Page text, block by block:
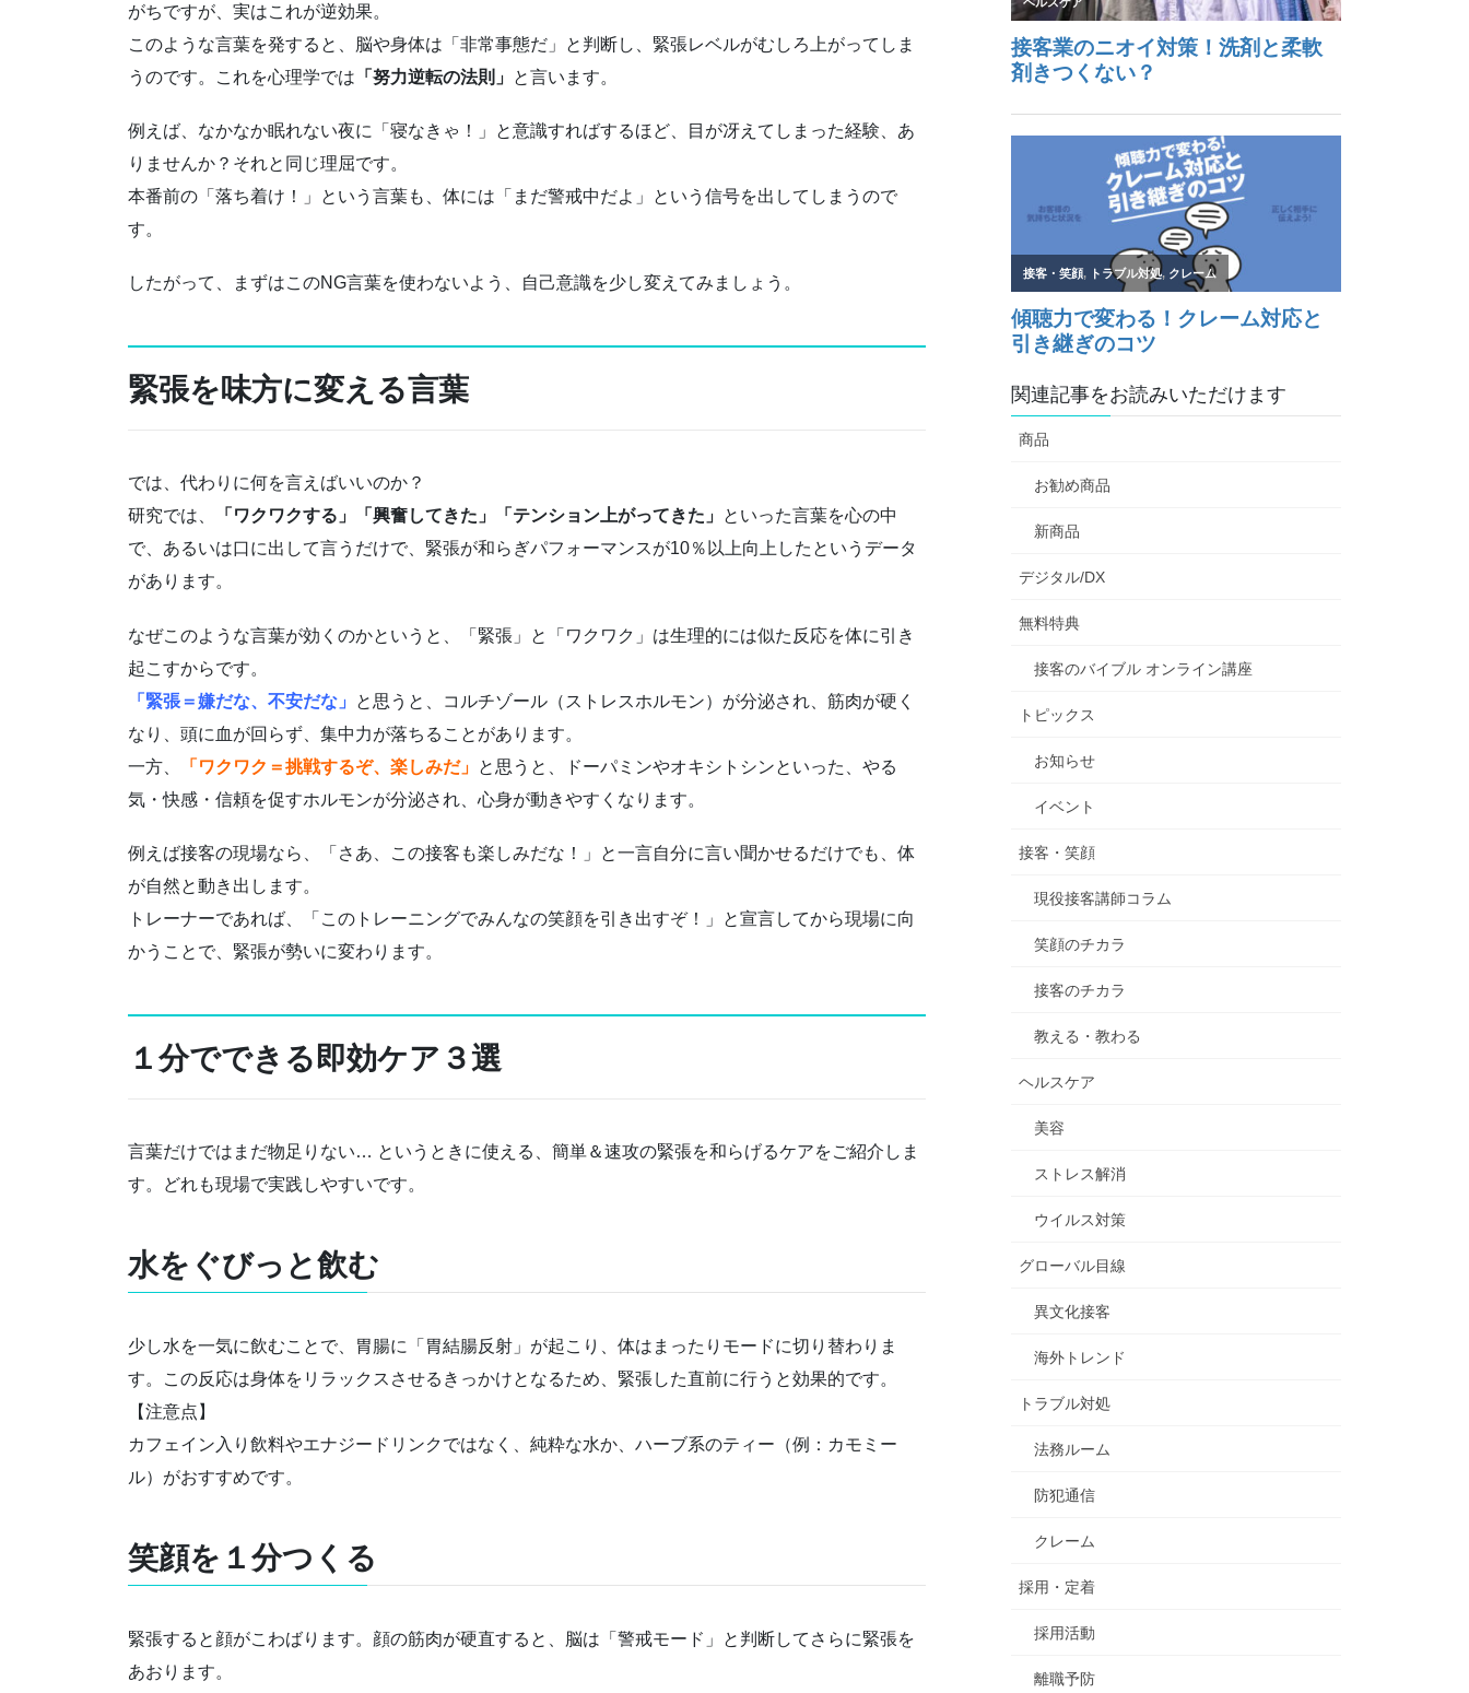
がちですが、実はこれが逆効果。
このような言葉を発すると、脳や身体は「非常事態だ」と判断し、緊張レベルがむしろ上がってしま
うのです。これを心理学では 「努力逆転の法則」 と言います。
例えば、なかなか眠れない夜に「寝なきゃ！」と意識すればするほど、目が冴えてしまった経験、あ
りませんか？それと同じ理屈です。
本番前の「落ち着け！」という言葉も、体には「まだ警戒中だよ」という信号を出してしまうので
す。
したがって、まずはこのNG言葉を使わないよう、自己意識を少し変えてみましょう。
緊張を味方に変える言葉
では、代わりに何を言えばいいのか？
研究では、
「ワクワクする」「興奮してきた」「テンション上がってきた」 といった言葉を心の中
で、あるいは口に出して言うだけで、緊張が和らぎパフォーマンスが10％以上向上したというデータ
があります。
なぜこのような言葉が効くのかというと、「緊張」と「ワクワク」は生理的には似た反応を体に引き
起こすからです。
「緊張＝嫌だな、不安だな」
と思うと、コルチゾール（ストレスホルモン）が分泌され、筋肉が硬く
なり、頭に血が回らず、集中力が落ちることがあります。
一方、
「ワクワク＝挑戦するぞ、楽しみだ」 と思うと、ドーパミンやオキシトシンといった、やる
気・快感・信頼を促すホルモンが分泌され、心身が動きやすくなります。
例えば接客の現場なら、「さあ、この接客も楽しみだな！」と一言自分に言い聞かせるだけでも、体
が自然と動き出します。
トレーナーであれば、「このトレーニングでみんなの笑顔を引き出すぞ！」と宣言してから現場に向
かうことで、緊張が勢いに変わります。
１分でできる即効ケア３選
言葉だけではまだ物足りない… というときに使える、簡単＆速攻の緊張を和らげるケアをご紹介しま
す。どれも現場で実践しやすいです。
水をぐびっと飲む
少し水を一気に飲むことで、胃腸に「胃結腸反射」が起こり、体はまったりモードに切り替わりま
す。この反応は身体をリラックスさせるきっかけとなるため、緊張した直前に行うと効果的です。
【注意点】
カフェイン入り飲料やエナジードリンクではなく、純粋な水か、ハーブ系のティー（例：カモミー
ル）がおすすめです。
笑顔を１分つくる
緊張すると顔がこわばります。顔の筋肉が硬直すると、脳は「警戒モード」と判断してさらに緊張を
あおります。
関連記事をお読みいただけます
商品
お勧め商品
新商品
デジタル/DX
無料特典
接客のバイブル オンライン講座
トピックス
お知らせ
イベント
接客・笑顔
現役接客講師コラム
笑顔のチカラ
接客のチカラ
教える・教わる
ヘルスケア
美容
ストレス解消
ウイルス対策
グローバル目線
異文化接客
海外トレンド
トラブル対処
法務ルーム
防犯通信
クレーム
採用・定着
採用活動
離職予防